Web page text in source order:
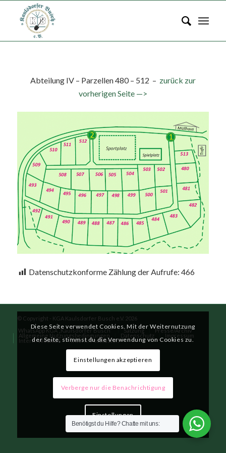
Abteilung IV – Parzellen 480 – 512 – zurück zur
vorherigen Seite —>
Datenschutzkonforme Zählung der Aufrufe: 466
© Copyright - KGA Kaulsdorfer Busch e.V. 2026
WhatsApp KGA „Kaulsdorfer Busch“
Satzung Presse/Archiv
Allgemeine Nutzungsbedingungen Datenschutz Impressum
Intern: Webmail Intern: Postkasten
Diese Seite verwendet Cookies. Mit der Weiternutzung
der Seite, stimmst du die Verwendung von Cookies zu.
Einstellungen akzeptieren
Verberge nur die Benachrichtigung
Einstellungen
Benötigst du Hilfe? Chatte mit uns: